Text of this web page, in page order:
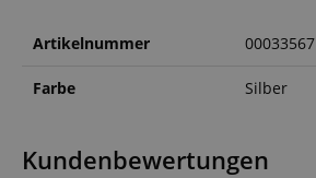
Artikelnummer 00033567
Farbe Silber
Kundenbewertungen